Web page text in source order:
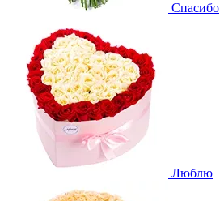
Спасибо
Люблю